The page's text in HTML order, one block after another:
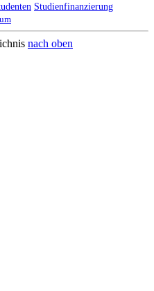
Studienfinanzierung
nach oben